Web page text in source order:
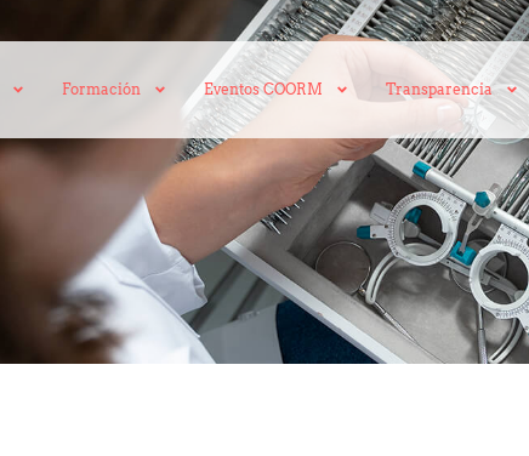
Formación Eventos COORM Transparencia